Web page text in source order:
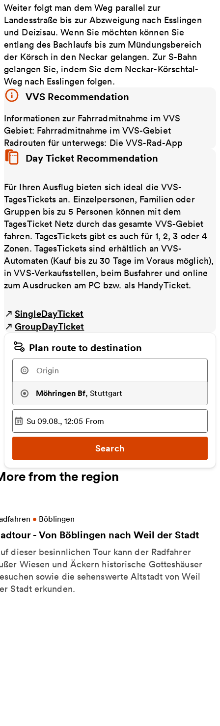
Weiter folgt man dem Weg parallel zur
Landesstraße bis zur Abzweigung nach Esslingen
und Deizisau. Wenn Sie möchten können Sie
entlang des Bachlaufs bis zum Mündungsbereich
der Körsch in den Neckar gelangen. Zur S-Bahn
gelangen Sie, indem Sie dem Neckar-Körschtal-
Weg nach Esslingen folgen.
VVS Recommendation
Informationen zur Fahrradmitnahme im VVS
Gebiet: Fahrradmitnahme im VVS-Gebiet
Radrouten für unterwegs: Die VVS-Rad-App
Day Ticket Recommendation
Für Ihren Ausflug bieten sich ideal die VVS-
TagesTickets an. Einzelpersonen, Familien oder
Gruppen bis zu 5 Personen können mit dem
TagesTicket Netz durch das gesamte VVS-Gebiet
fahren. TagesTickets gibt es auch für 1, 2, 3 oder 4
Zonen. TagesTickets sind erhältlich an VVS-
Automaten (Kauf bis zu 30 Tage im Voraus möglich),
in VVS-Verkaufsstellen, beim Busfahrer und online
zum Ausdrucken am PC bzw. als HandyTicket.
SingleDayTicket
GroupDayTicket
Plan route to destination
Möhringen Bf,Stuttgart
Selected time
Su 09.08., 12:05 From
Search
from the region
• Böblingen
- Von Böblingen nach Weil der Stadt
dieser besinnlichen Tour kann der Radfahrer
Wiesen und Äckern historische Gotteshäuser
sowie die sehenswerte Altstadt von Weil
Stadt erkunden.
information on Radtour - Von Böblingen nach